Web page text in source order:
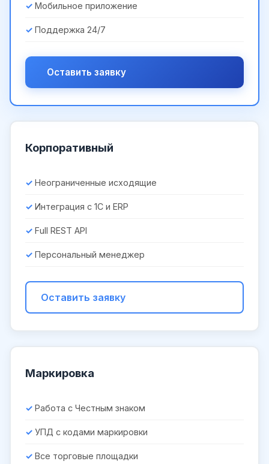
Мобильное приложение
Поддержка 24/7
Оставить заявку
Корпоративный
Неограниченные исходящие
Интеграция с 1С и ERP
Full REST API
Персональный менеджер
Оставить заявку
Маркировка
Работа с Честным знаком
УПД с кодами маркировки
Все торговые площадки